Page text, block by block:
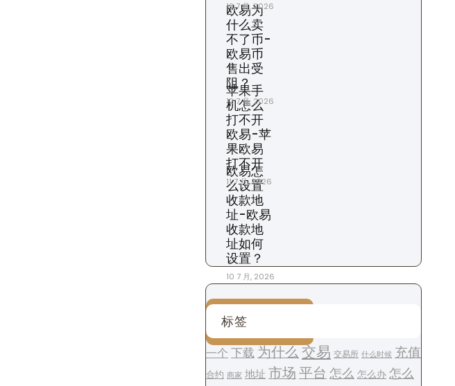
13 7 月, 2026
欧易为
什么卖
不了币-
欧易币
售出受
阻？
12 7 月, 2026
苹果手
机怎么
打不开
欧易-苹
果欧易
打不开
11 7 月, 2026
欧易怎
么设置
收款地
址-欧易
收款地
址如何
设置？
10 7 月, 2026
标签
一个 下载 为什么 交易 交易所 什么时候 充值
合约 商家 地址 市场 平台 怎么 怎么办 怎么